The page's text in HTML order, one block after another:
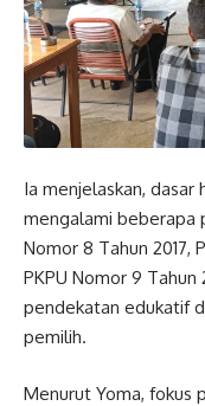
Ia menjelaskan, dasar
mengalami beberapa
Nomor 8 Tahun 2017,
PKPU Nomor 9 Tahun
pendekatan edukatif
pemilih.
Menurut Yoma, fokus